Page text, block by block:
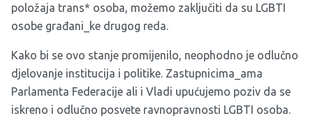
položaja trans* osoba, možemo zaključiti da su LGBTI
osobe građani_ke drugog reda.
Kako bi se ovo stanje promijenilo, neophodno je odlučno
djelovanje institucija i politike. Zastupnicima_ama
Parlamenta Federacije ali i Vladi upućujemo poziv da se
iskreno i odlučno posvete ravnopravnosti LGBTI osoba.